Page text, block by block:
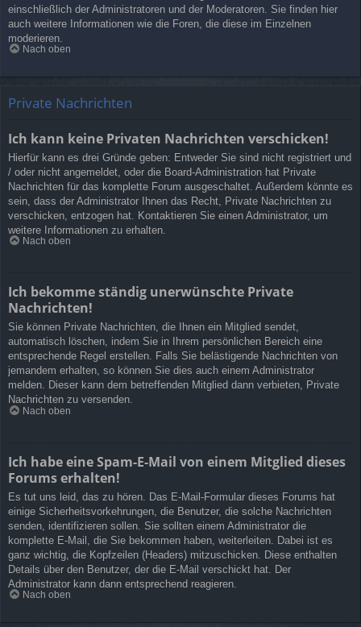
einschließlich der Administratoren und der Moderatoren. Sie finden hier
auch weitere Informationen wie die Foren, die diese im Einzelnen
moderieren.
Nach oben
Private Nachrichten
Ich kann keine Privaten Nachrichten verschicken!
Hierfür kann es drei Gründe geben: Entweder Sie sind nicht registriert und
/ oder nicht angemeldet, oder die Board-Administration hat Private
Nachrichten für das komplette Forum ausgeschaltet. Außerdem könnte es
sein, dass der Administrator Ihnen das Recht, Private Nachrichten zu
verschicken, entzogen hat. Kontaktieren Sie einen Administrator, um
weitere Informationen zu erhalten.
Nach oben
Ich bekomme ständig unerwünschte Private
Nachrichten!
Sie können Private Nachrichten, die Ihnen ein Mitglied sendet,
automatisch löschen, indem Sie in Ihrem persönlichen Bereich eine
entsprechende Regel erstellen. Falls Sie belästigende Nachrichten von
jemandem erhalten, so können Sie dies auch einem Administrator
melden. Dieser kann dem betreffenden Mitglied dann verbieten, Private
Nachrichten zu versenden.
Nach oben
Ich habe eine Spam-E-Mail von einem Mitglied dieses
Forums erhalten!
Es tut uns leid, das zu hören. Das E-Mail-Formular dieses Forums hat
einige Sicherheitsvorkehrungen, die Benutzer, die solche Nachrichten
senden, identifizieren sollen. Sie sollten einem Administrator die
komplette E-Mail, die Sie bekommen haben, weiterleiten. Dabei ist es
ganz wichtig, die Kopfzeilen (Headers) mitzuschicken. Diese enthalten
Details über den Benutzer, der die E-Mail verschickt hat. Der
Administrator kann dann entsprechend reagieren.
Nach oben